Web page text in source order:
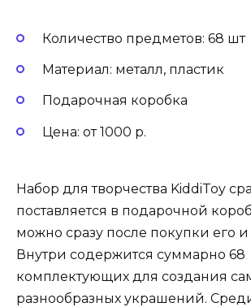
Количество предметов: 68 шт
Материал: металл, пластик
Подарочная коробка
Цена: от 1000 р.
Набор для творчества KiddiToy
поставляется в подарочной
можно сразу после покупки его и
Внутри содержится суммарно 68
комплектующих для создания
разнообразных украшений.